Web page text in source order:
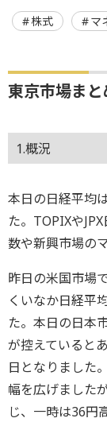
株式 マ
東京市場まと
1.概況
本日の日経平均
た。TOPIXや
数や新興市場の
昨日の米国市場
くいなか日経平
た。本日の日本
が控えていると
日となりました
幅を広げました
じ、一時は36円